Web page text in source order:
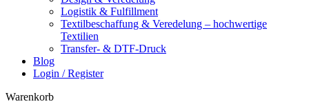
Logistik & Fulfillment
Textilbeschaffung & Veredelung – hochwertige
Textilien
Transfer- & DTF-Druck
Blog
Login / Register
Warenkorb